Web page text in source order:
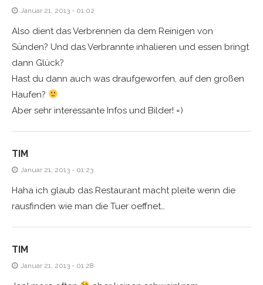
Januar 21, 2013 - 01:02
Also dient das Verbrennen da dem Reinigen von
Sünden? Und das Verbrannte inhalieren und essen bringt
dann Glück?
Hast du dann auch was draufgeworfen, auf den großen
Haufen?
Aber sehr interessante Infos und Bilder! =)
TIM
Januar 21, 2013 - 01:23
Haha ich glaub das Restaurant macht pleite wenn die
rausfinden wie man die Tuer oeffnet…
TIM
Januar 21, 2013 - 01:28